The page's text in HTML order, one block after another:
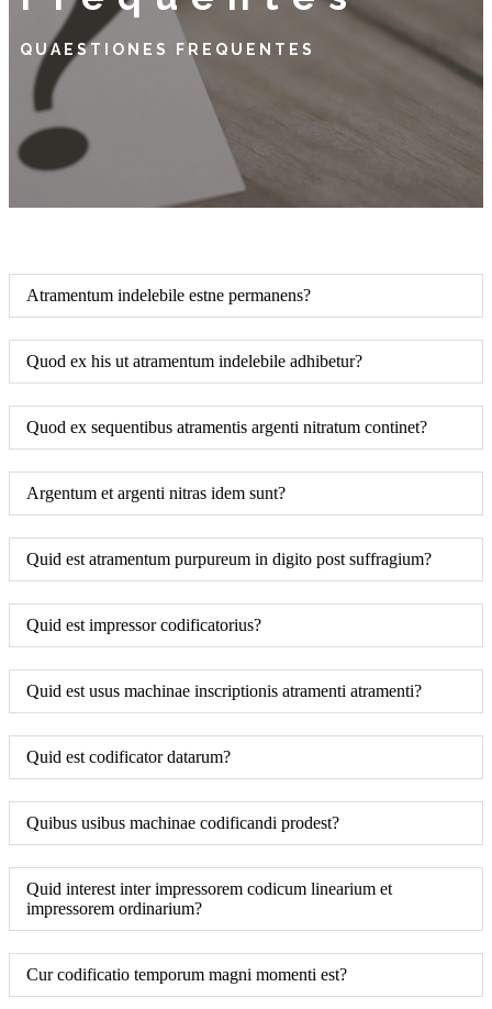
QUAESTIONES FREQUENTES
Atramentum indelebile estne permanens?
Quod ex his ut atramentum indelebile adhibetur?
Quod ex sequentibus atramentis argenti nitratum continet?
Argentum et argenti nitras idem sunt?
Quid est atramentum purpureum in digito post suffragium?
Quid est impressor codificatorius?
Quid est usus machinae inscriptionis atramenti atramenti?
Quid est codificator datarum?
Quibus usibus machinae codificandi prodest?
Quid interest inter impressorem codicum linearium et
impressorem ordinarium?
Cur codificatio temporum magni momenti est?